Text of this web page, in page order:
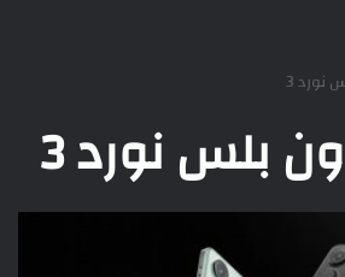
نورد 3
بلس نورد 3